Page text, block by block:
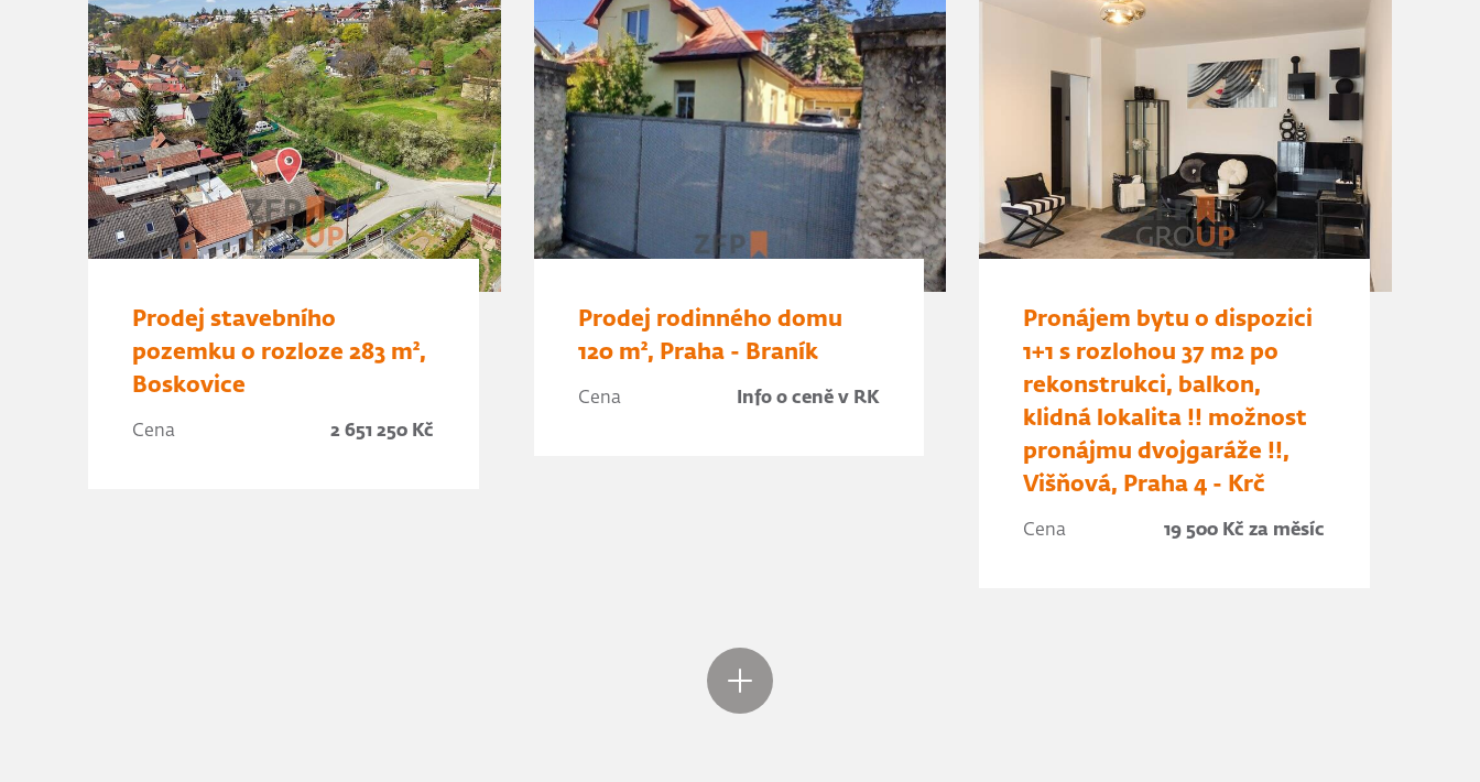
Prodej stavebního
pozemku o rozloze 283 m²,
Boskovice
Cena 2 651 250 Kč
Prodej rodinného domu
120 m², Praha - Braník
Cena Info o ceně v RK
Pronájem bytu o dispozici
1+1 s rozlohou 37 m2 po
rekonstrukci, balkon,
klidná lokalita !! možnost
pronájmu dvojgaráže !!,
Višňová, Praha 4 - Krč
Cena 19 500 Kč za měsíc